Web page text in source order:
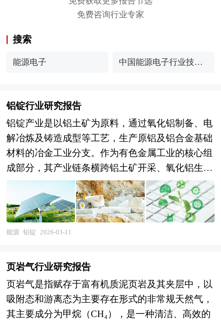
免费咨询行业专家
搜索
能源电子 中国能源电子行业技术
铝锭行业研究报告
铝锭产业是以铝土矿为原料，通过氧化铝制备、电
解冶炼及铸造成型等工艺，生产原铝及铝合金基础
材料的冶金工业分支。作为有色金属工业的核心组
成部分，其产业链条横跨铝土矿开采、氧化铝生
产、电解铝冶炼、铝锭铸造及初级加工等多个环
节，产品形态包括重熔用铝锭、铸造铝合金锭及变
形铝合金锭等，广泛应用于建筑、交通、电力、包
装及机械制造等下游领域，具有显著的能源资源密
碳、从初级材料向高端合金深刻转型，成为支撑制
造业轻量化、新能源发展及实现"双碳"目标的关键
基础材料产业。 当前，中国铝锭产业正处于由产
能大国向质量强国转变的关键攻坚期。一方面，我
能源 铝锭 2026-03-11
页岩气行业研究报告
页岩气是指赋存于富有机质泥页岩及其夹层中，以
吸附态和游离态为主要存在形式的非常规天然气，
其主要成分为甲烷（CH₄），是一种清洁、高效的